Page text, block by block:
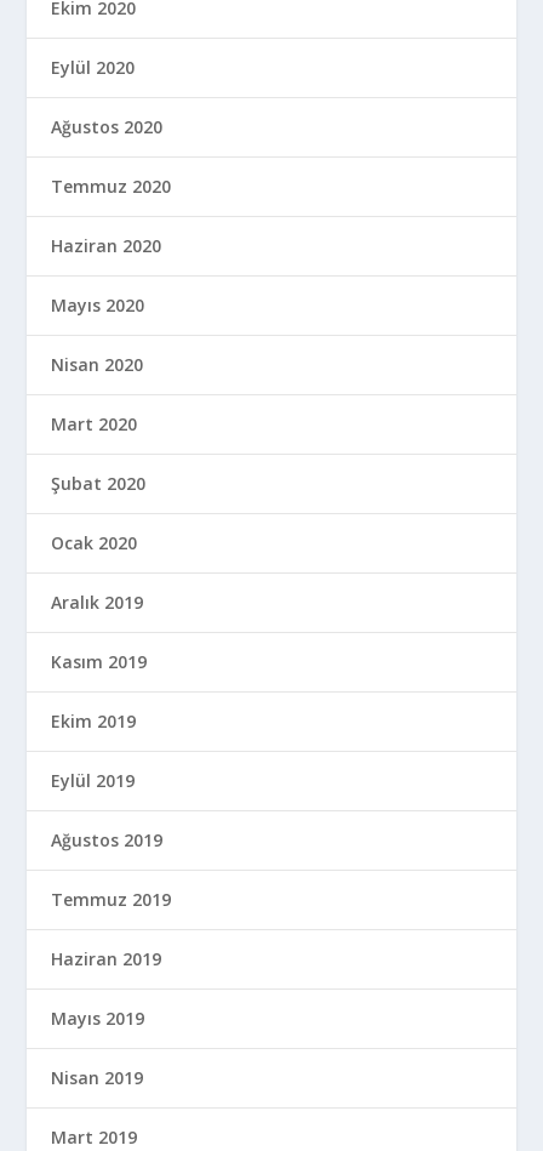
Ekim 2020
Eylül 2020
Ağustos 2020
Temmuz 2020
Haziran 2020
Mayıs 2020
Nisan 2020
Mart 2020
Şubat 2020
Ocak 2020
Aralık 2019
Kasım 2019
Ekim 2019
Eylül 2019
Ağustos 2019
Temmuz 2019
Haziran 2019
Mayıs 2019
Nisan 2019
Mart 2019